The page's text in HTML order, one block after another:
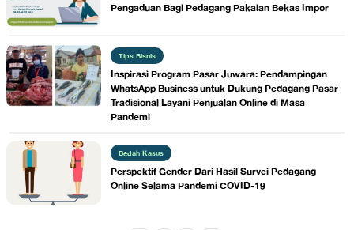
Pengaduan Bagi Pedagang Pakaian Bekas Impor
Tips Bisnis
Inspirasi Program Pasar Juwara: Pendampingan
WhatsApp Business untuk Dukung Pedagang Pasar
Tradisional Layani Penjualan Online di Masa
Pandemi
Bedah Kasus
Perspektif Gender Dari Hasil Survei Pedagang
Online Selama Pandemi COVID-19